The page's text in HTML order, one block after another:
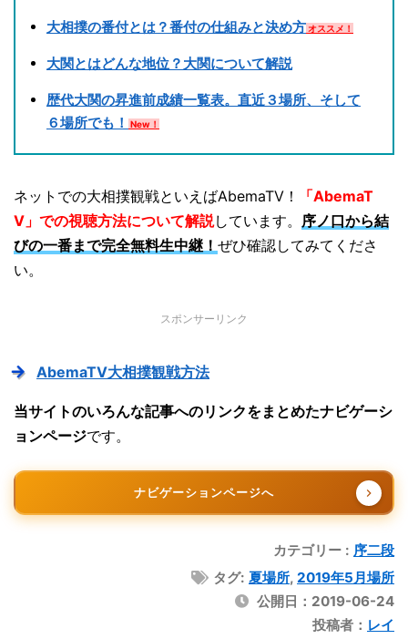
大相撲の番付とは？番付の仕組みと決め方 オススメ！
大関とはどんな地位？大関について解説
歴代大関の昇進前成績一覧表。直近３場所、そして
６場所でも！
New！
ネットでの大相撲観戦といえばAbemaTV！
「AbemaT
V」での視聴方法について解説しています。 序ノ口から結
びの一番まで完全無料生中継！ ぜひ確認してみてくださ
い。
スポンサーリンク
AbemaTV大相撲観戦方法
当サイトのいろんな記事へのリンクをまとめたナビゲーシ
ョンページです。
ナビゲーションページへ
カテゴリー : 序二段
タグ: 夏場所, 2019年5月場所
公開日： 2019-06-24
投稿者： レイ